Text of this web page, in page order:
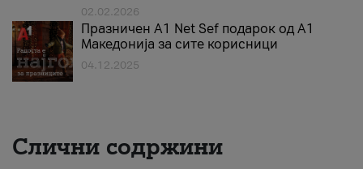
02.02.2026
Празничен A1 Net Sеf подарок од А1
Македонија за сите корисници
04.12.2025
Слични содржини